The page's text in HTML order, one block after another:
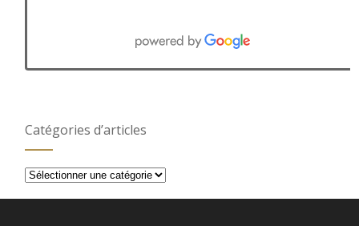
Catégories d’articles
Catégories